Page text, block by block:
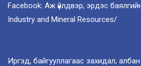
Facebook: Аж үйлдвэр, эрдэс
Industry and Mineral Resources/
Иргэд, байгууллагаас захидал,